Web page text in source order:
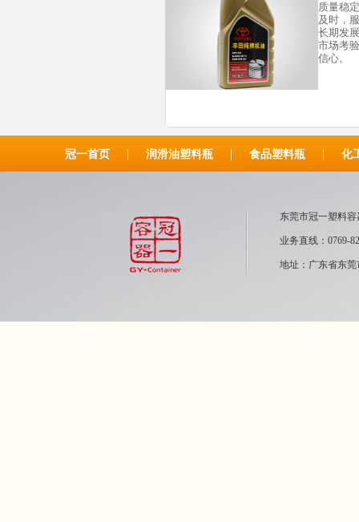
质量稳
及时，
长期发
市场考
信心。
冠一首页 | 润滑油塑料瓶 | 食品塑料瓶 | 化
东莞市冠一塑
业务直线：0769-
地址：广东省